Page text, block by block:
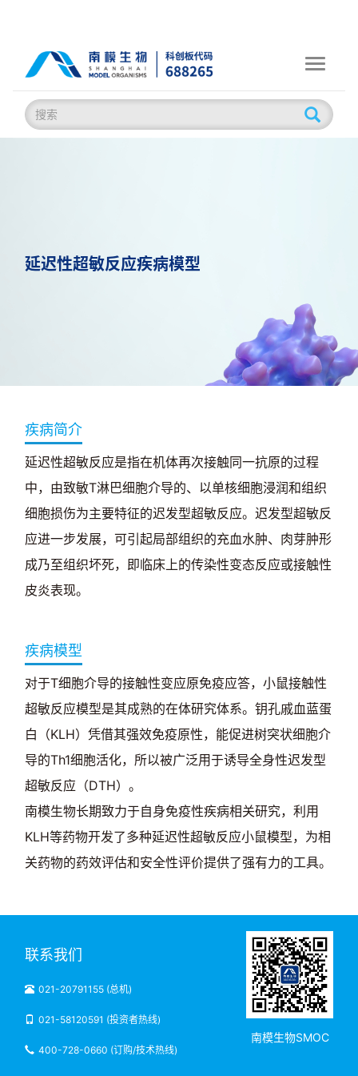
Toggle
延迟性超敏反应疾病模型
疾病简介
延迟性超敏反应是指在机体再次接触同一抗原的过程
中，由致敏T淋巴细胞介导的、以单核细胞浸润和组织
细胞损伤为主要特征的迟发型超敏反应。迟发型超敏反
应进一步发展，可引起局部组织的充血水肿、肉芽肿形
成乃至组织坏死，即临床上的传染性变态反应或接触性
皮炎表现。
疾病模型
对于T细胞介导的接触性变应原免疫应答，小鼠接触性
超敏反应模型是其成熟的在体研究体系。钥孔戚血蓝蛋
白（KLH）凭借其强效免疫原性，能促进树突状细胞介
导的Th1细胞活化，所以被广泛用于诱导全身性迟发型
超敏反应（DTH）。
南模生物长期致力于自身免疫性疾病相关研究，利用
KLH等药物开发了多种延迟性超敏反应小鼠模型，为相
关药物的药效评估和安全性评价提供了强有力的工具。
联系我们
021-20791155 (总机)
021-58120591 (投资者热线)
400-728-0660 (订购/技术热线)
南模生物SMOC